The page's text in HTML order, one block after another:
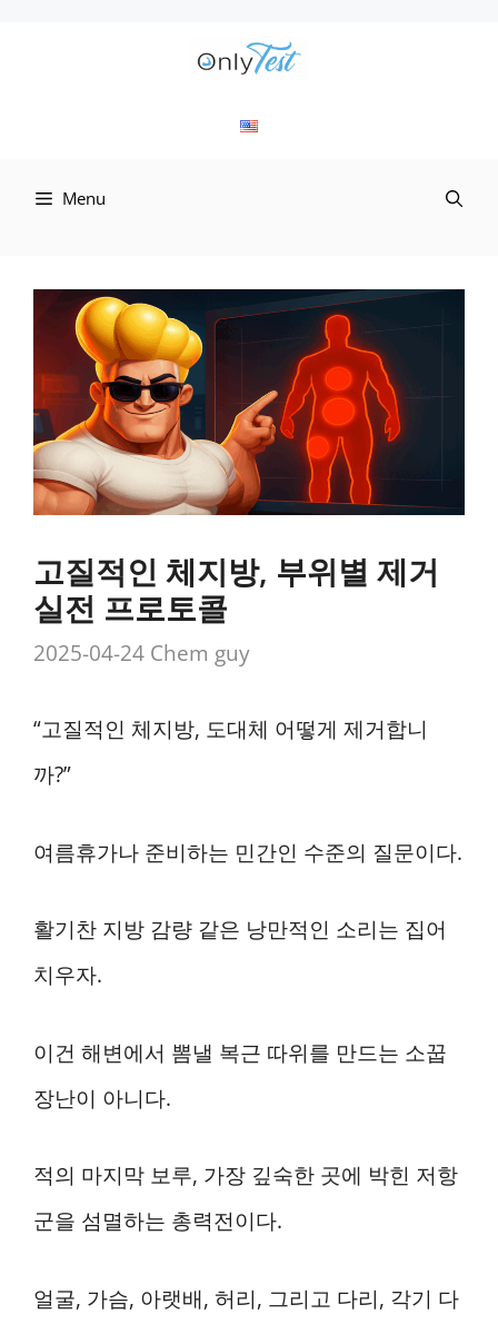
Menu
고질적인 체지방, 부위별 제거
실전 프로토콜
2025-04-24 Chem guy
“고질적인 체지방, 도대체 어떻게 제거합니
까?”
여름휴가나 준비하는 민간인 수준의 질문이다.
활기찬 지방 감량 같은 낭만적인 소리는 집어
치우자.
이건 해변에서 뽐낼 복근 따위를 만드는 소꿉
장난이 아니다.
적의 마지막 보루, 가장 깊숙한 곳에 박힌 저항
군을 섬멸하는 총력전이다.
얼굴, 가슴, 아랫배, 허리, 그리고 다리, 각기 다